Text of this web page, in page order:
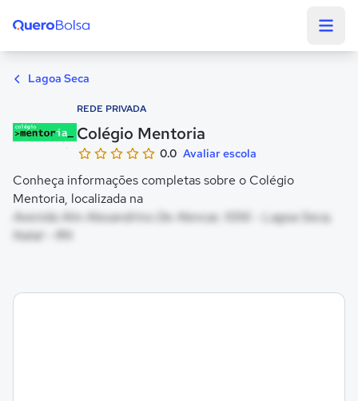
Lagoa Seca
REDE PRIVADA
Colégio Mentoria
0.0 Avaliar escola
Conheça informações completas sobre o Colégio
Mentoria, localizada na
Avenida Alm Alexandrino De Alencar, 1056 - Lagoa Seca,
Natal - RN